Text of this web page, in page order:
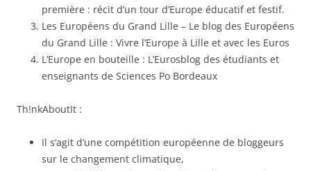
première : récit d’un tour d’Europe éducatif et festif.
Les Européens du Grand Lille – Le blog des Européens
du Grand Lille : Vivre l’Europe à Lille et avec les Euros
L’Europe en bouteille : L’Eurosblog des étudiants et
enseignants de Sciences Po Bordeaux
Th!nkAboutIt :
Il s’agit d’une compétition européenne de bloggeurs
sur le changement climatique,